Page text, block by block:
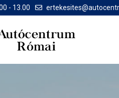
- 13.00